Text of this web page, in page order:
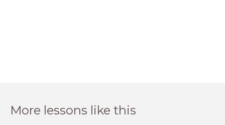
More lessons like this